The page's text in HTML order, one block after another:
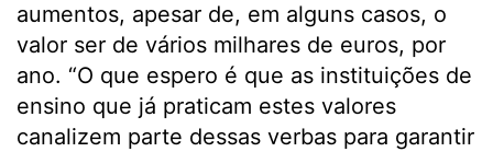
aumentos, apesar de, em alguns casos, o
valor ser de vários milhares de euros, por
ano. “O que espero é que as instituições de
ensino que já praticam estes valores
canalizem parte dessas verbas para garantir